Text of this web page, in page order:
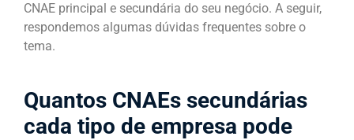
CNAE principal e secundária do seu negócio. A seguir,
respondemos algumas dúvidas frequentes sobre o
tema.
Quantos CNAEs secundárias
cada tipo de empresa pode